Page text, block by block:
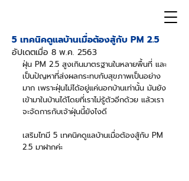
5 เทคนิคดูแลบ้านเมื่อต้องสู้กับ PM 2.5
อัปเดตเมื่อ 8 พ.ค. 2563
ฝุ่น PM 2.5 สูงเกินมาตรฐานในหลายพื้นที่ และ
เป็นปัญหาที่ส่งผลกระทบกับสุขภาพเป็นอย่าง
มาก เพราะฝุ่นไม่ได้อยู่แค่นอกบ้านเท่านั้น มันยัง
เข้ามาในบ้านได้โดยที่เราไม่รู้ตัวอีกด้วย แล้วเรา
จะจัดการกับเจ้าฝุ่นนี้ยังไงดี
เสริมไทมี 5 เทคนิคดูแลบ้านเมื่อต้องสู้กับ PM
2.5 มาฝากค่ะ